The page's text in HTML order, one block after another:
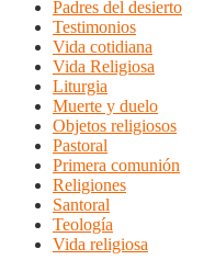
Padres del desierto
Testimonios
Vida cotidiana
Vida Religiosa
Liturgia
Muerte y duelo
Objetos religiosos
Pastoral
Primera comunión
Religiones
Santoral
Teología
Vida religiosa